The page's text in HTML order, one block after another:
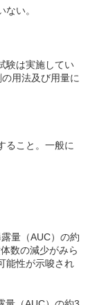
い。
験は実施してい
用法及び用量に
ること。一般に
量（AUC）の約
数の減少がみら
能性が示唆され